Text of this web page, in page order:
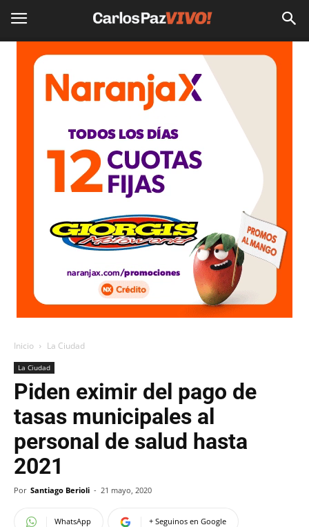
Inicio La Ciudad
La Ciudad
Piden eximir del pago de
tasas municipales al
personal de salud hasta
2021
Por Santiago Berioli - 21 mayo, 2020
WhatsApp + Seguinos en Google